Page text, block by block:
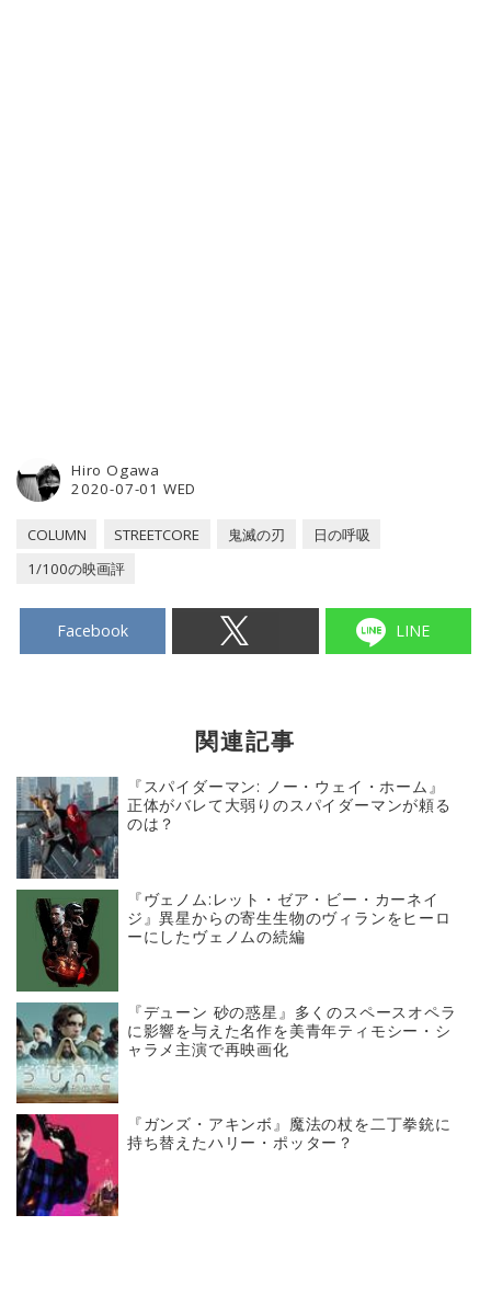
2020-07-01 WED
Hiro Ogawa
COLUMN STREETCORE 鬼滅の刃
日の呼吸
1/100の映画評
Facebook LINE
関連記事
『スパイダーマン: ノー・ウェイ・ホーム』
正体がバレて大弱りのスパイダーマンが頼る
のは？
『ヴェノム:レット・ゼア・ビー・カーネイ
ジ』異星からの寄生生物のヴィランをヒーロ
ーにしたヴェノムの続編
『デューン 砂の惑星』多くのスペースオペラ
に影響を与えた名作を美青年ティモシー・シ
ャラメ主演で再映画化
『ガンズ・アキンボ』魔法の杖を二丁拳銃に
持ち替えたハリー・ポッター？